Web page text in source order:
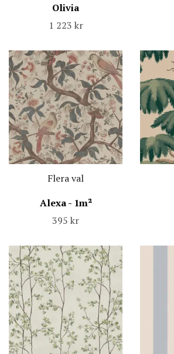
Olivia
1 223 kr
Flera val
Alexa - 1m²
395 kr